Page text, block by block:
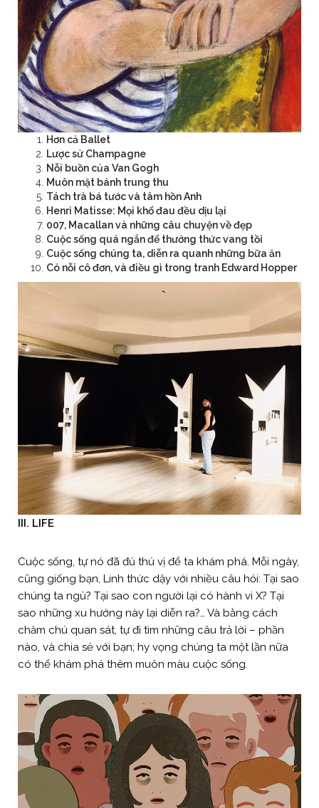
Hơn cả Ballet
Lược sử Champagne
Nỗi buồn của Van Gogh
Muôn mặt bánh trung thu
Tách trà bá tước và tâm hồn Anh
Henri Matisse: Mọi khổ đau đều dịu lại
007, Macallan và những câu chuyện về đẹp
Cuộc sống quá ngắn để thưởng thức vang tồi
Cuộc sống chúng ta, diễn ra quanh những bữa ăn
Có nỗi cô đơn, và điều gì trong tranh Edward Hopper
III. LIFE
Cuộc sống, tự nó đã đủ thú vị để ta khám phá. Mỗi ngày,
cũng giống bạn, Linh thức dậy với nhiều câu hỏi: Tại sao
chúng ta ngủ? Tại sao con người lại có hành vi X? Tại
sao những xu hướng này lại diễn ra?… Và bằng cách
chăm chú quan sát, tự đi tìm những câu trả lời – phần
nào, và chia sẻ với bạn; hy vọng chúng ta một lần nữa
có thể khám phá thêm muôn màu cuộc sống.